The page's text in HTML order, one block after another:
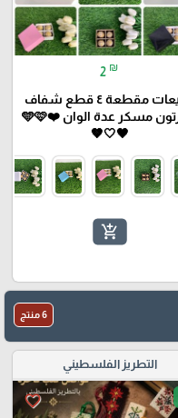
2 ₪
توزيعات مقطعة ٤ قطع شفاف
اوكرتون مسكر عدة الوان ❤️🩵🩷
🖤🤍🤎
add_shopping_cart
6 منتج
التطريز الفلسطيني
favorite_border